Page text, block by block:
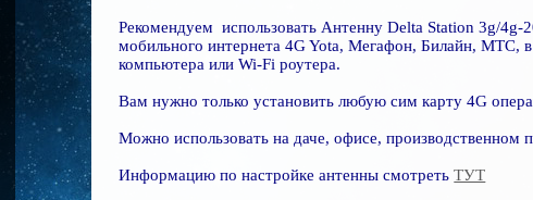
Рекомендуем использовать Антенну Delta Station 3g/4g-
мобильного интернета 4G Yota, Мегафон, Билайн, МТС, в
компьютера или Wi-Fi роутера.
Вам нужно только установить любую сим карту 4G
Можно использовать на даче, офисе, производственном
Информацию по настройке антенны смотретьТУТ